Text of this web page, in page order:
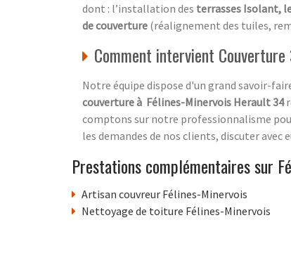
dont : l’installation des terrasses Isolant,
de couverture (réalignement des tuiles,
Comment intervient
Notre équipe dispose d'un grand savoir-
couverture à Félines-Minervois Herault 34
comptons sur notre professionnalisme
les demandes de nos clients, discuter
Prestations complémentaires sur
Artisan couvreur Félines-Minervois
Nettoyage de toiture Félines-Minervois